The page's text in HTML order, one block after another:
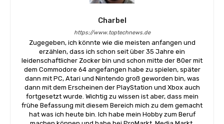
Charbel
https://www.toptechnews.de
Zugegeben, ich könnte wie die meisten anfangen und
erzählen, dass ich schon seit über 35 Jahre ein
leidenschaftlicher Zocker bin und schon mitte der 80er mit
dem Commodore 64 angefangen habe zu spielen, später
dann mit PC, Atari und Nintendo groß geworden bin, was
dann mit dem Erscheinen der PlayStation und Xbox auch
fortgesetzt wurde. Wichtig zu wissen ist aber, dass mein
frühe Befassung mit diesem Bereich mich zu dem gemacht
hat was ich heute bin. Ich habe mein Hobby zum Beruf